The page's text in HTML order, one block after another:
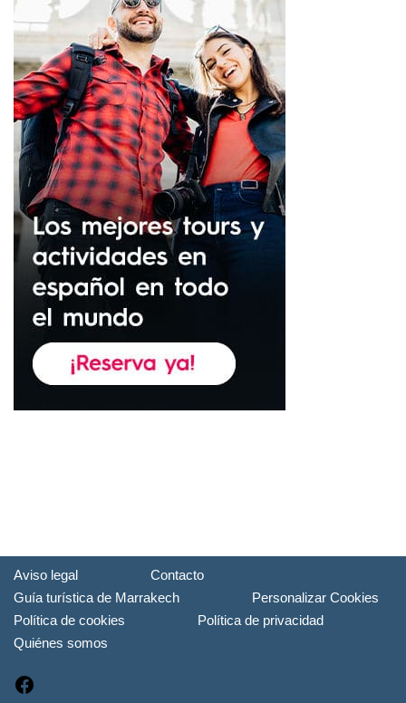
Aviso legal
Contacto
Guía turística de Marrakech
Personalizar Cookies
Política de cookies
Política de privacidad
Quiénes somos